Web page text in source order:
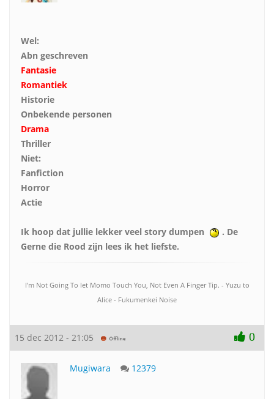
Wel:
Abn geschreven
Fantasie
Romantiek
Historie
Onbekende personen
Drama
Thriller
Niet:
Fanfiction
Horror
Actie
Ik hoop dat jullie lekker veel story dumpen
. De
Gerne die Rood zijn lees ik het liefste.
I'm Not Going To let Momo Touch You, Not Even A Finger Tip. - Yuzu to
Alice - Fukumenkei Noise
15 dec 2012 - 21:05 0
Mugiwara 12379